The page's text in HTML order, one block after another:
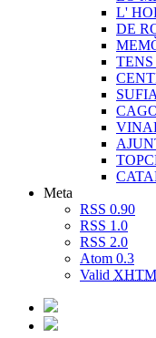
L'
DE
Meta
RSS 0.90
RSS 1.0
RSS 2.0
Atom 0.3
Valid